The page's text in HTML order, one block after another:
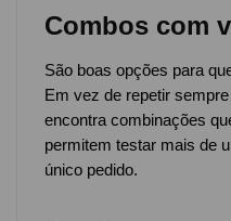
Combos com
São boas opções para
Em vez de repetir
encontra combinações
permitem testar mais de
único pedido.